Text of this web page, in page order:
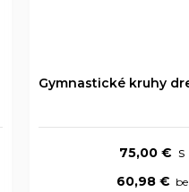
75,00 €
60,98 €